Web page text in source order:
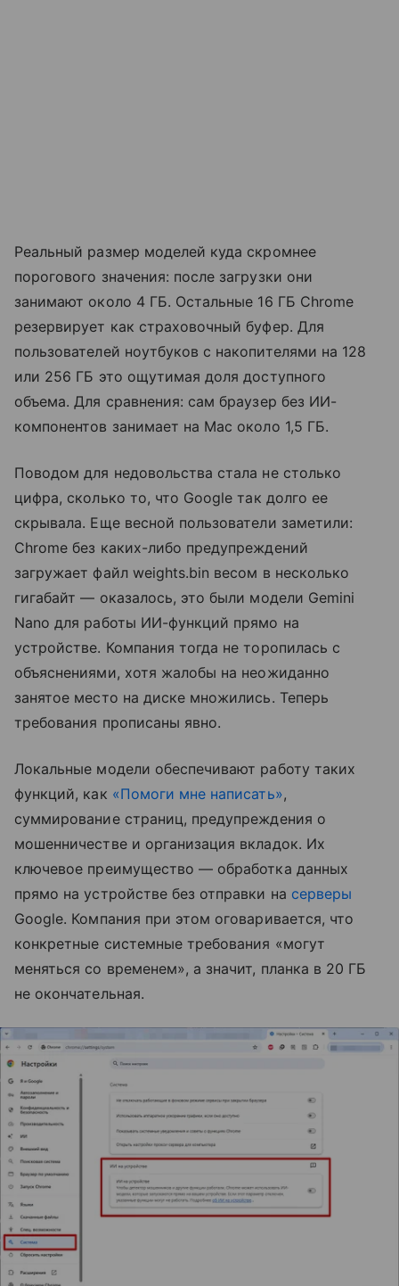
Реальный размер моделей куда скромнее
порогового значения: после загрузки они
занимают около 4 ГБ. Остальные 16 ГБ Chrome
резервирует как страховочный буфер. Для
пользователей ноутбуков с накопителями на 128
или 256 ГБ это ощутимая доля доступного
объема. Для сравнения: сам браузер без ИИ-
компонентов занимает на Mac около 1,5 ГБ.
Поводом для недовольства стала не столько
цифра, сколько то, что Google так долго ее
скрывала. Еще весной пользователи заметили:
Chrome без каких-либо предупреждений
загружает файл weights.bin весом в несколько
гигабайт — оказалось, это были модели Gemini
Nano для работы ИИ-функций прямо на
устройстве. Компания тогда не торопилась с
объяснениями, хотя жалобы на неожиданно
занятое место на диске множились. Теперь
требования прописаны явно.
Локальные модели обеспечивают работу таких
функций, как «Помоги мне написать»,
суммирование страниц, предупреждения о
мошенничестве и организация вкладок. Их
ключевое преимущество — обработка данных
прямо на устройстве без отправки на серверы
Google. Компания при этом оговаривается, что
конкретные системные требования «могут
меняться со временем», а значит, планка в 20 ГБ
не окончательная.